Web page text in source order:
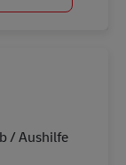
/ Aushilfe